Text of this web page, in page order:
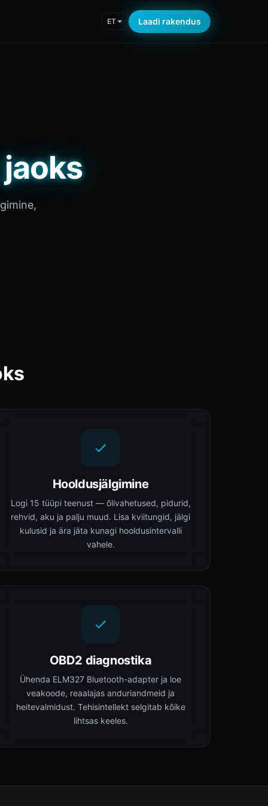
ET Laadi rakendus
Hooldusjälgimine
Logi 15 tüüpi teenust — õlivahetused, pidurid,
rehvid, aku ja palju muud. Lisa kviitungid, jälgi
kulusid ja ära jäta kunagi hooldusintervalli
vahele.
OBD2 diagnostika
Ühenda ELM327 Bluetooth-adapter ja loe
veakoode, reaalajas anduriandmeid ja
heitevalmidust. Tehisintellekt selgitab kõike
lihtsas keeles.